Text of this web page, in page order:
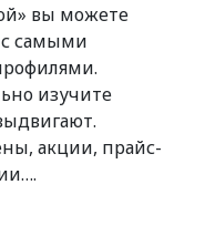
вы можете
с самыми
изучите
акции, прайс-